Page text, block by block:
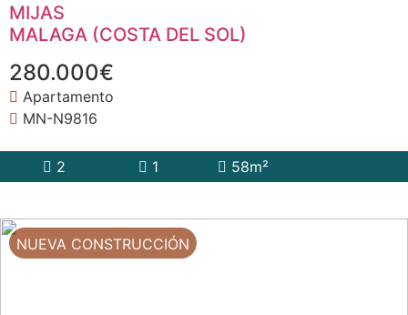
MIJAS
MALAGA (COSTA DEL SOL)
280.000€
Apartamento
MN-N9816
2 1 58m²
NUEVA CONSTRUCCIÓN